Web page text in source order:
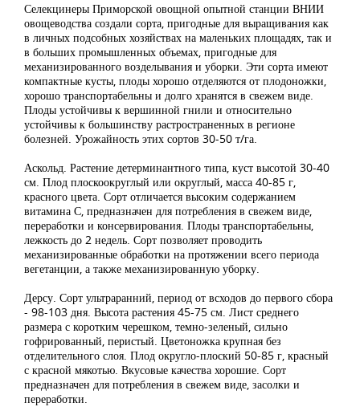
Селекцинеры Приморской овощной опытной станции ВНИИ
овощеводства создали сорта, пригодные для выращивания как
в личных подсобных хозяйствах на маленьких площадях, так и
в больших промышленных объемах, пригодные для
механизированного возделывания и уборки. Эти сорта имеют
компактные кусты, плоды хорошо отделяются от плодоножки,
хорошо транспортабельны и долго хранятся в свежем виде.
Плоды устойчивы к вершинной гнили и относительно
устойчивы к большинству растространенных в регионе
болезней. Урожайность этих сортов 30-50 т/га.
Аскольд. Растение детерминантного типа, куст высотой 30-40
см. Плод плоскоокруглый или округлый, масса 40-85 г,
красного цвета. Сорт отличается высоким содержанием
витамина С, предназначен для потребления в свежем виде,
переработки и консервирования. Плоды транспортабельны,
лежкость до 2 недель. Сорт позволяет проводить
механизированные обработки на протяжении всего периода
вегетанции, а также механизированную уборку.
Дерсу. Сорт ультраранний, период от всходов до первого сбора
- 98-103 дня. Высота растения 45-75 см. Лист среднего
размера с коротким черешком, темно-зеленый, сильно
гофрированный, перистый. Цветоножка крупная без
отделительного слоя. Плод округло-плоский 50-85 г, красный
с красной мякотью. Вкусовые качества хорошие. Сорт
предназначен для потребления в свежем виде, засолки и
переработки.